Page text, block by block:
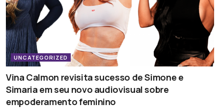
UNCATEGORIZED
Vina Calmon revisita sucesso de Simone e
Simaria em seu novo audiovisual sobre
empoderamento feminino